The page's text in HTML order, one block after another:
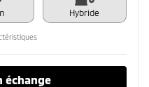
Hybride
échange